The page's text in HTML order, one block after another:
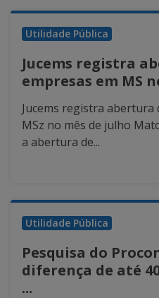
Utilidade Pública
Jucems registra
empresas em MS
Jucems registra abertura
MSz no mês de julho
a abertura de...
Utilidade Pública
Pesquisa do
diferença de até
...